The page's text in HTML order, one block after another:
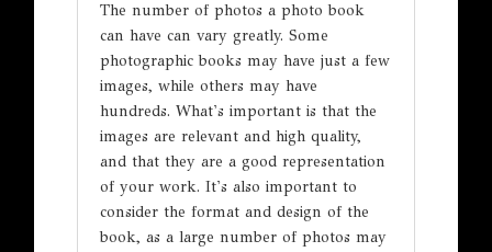
The number of photos a photo book
can have can vary greatly. Some
photographic books may have just a few
images, while others may have
hundreds. What's important is that the
images are relevant and high quality,
and that they are a good representation
of your work. It's also important to
consider the format and design of the
book, as a large number of photos may